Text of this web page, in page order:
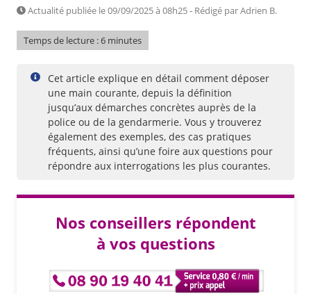
Actualité publiée le 09/09/2025 à 08h25 - Rédigé par Adrien B.
Temps de lecture : 6 minutes
Cet article explique en détail comment déposer
une main courante, depuis la définition
jusqu’aux démarches concrètes auprès de la
police ou de la gendarmerie. Vous y trouverez
également des exemples, des cas pratiques
fréquents, ainsi qu’une foire aux questions pour
répondre aux interrogations les plus courantes.
Nos conseillers répondent
à vos questions